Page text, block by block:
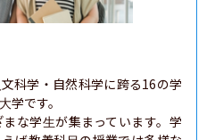
科学・自然科学に跨る16の学
学です。
な学生が集まっています。学